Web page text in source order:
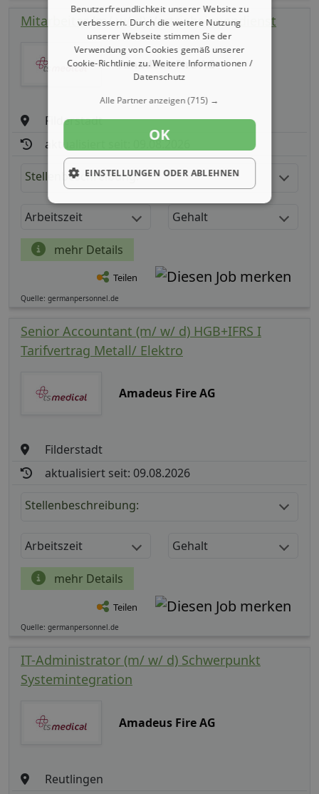
Mitarbeiter (m/ w/ d) Vertriebsinnendienst
Amadeus Fire AG
Filderstadt
aktualisiert seit: 09.08.2026
Stellenbeschreibung:
Arbeitszeit Gehalt
mehr Details
Teilen
Quelle: germanpersonnel.de
Senior Accountant (m/ w/ d) HGB+IFRS I
Tarifvertrag Metall/ Elektro
Amadeus Fire AG
Filderstadt
aktualisiert seit: 09.08.2026
Stellenbeschreibung:
Arbeitszeit Gehalt
mehr Details
Teilen
Quelle: germanpersonnel.de
IT-Administrator (m/ w/ d) Schwerpunkt
Systemintegration
Amadeus Fire AG
Reutlingen
Benutzerfreundlichkeit unserer Website zu
verbessern. Durch die weitere Nutzung
unserer Webseite stimmen Sie der
Verwendung von Cookies gemäß unserer
Cookie-Richtlinie zu.Weitere Informationen /
Datenschutz
Alle Partner anzeigen(715) →
OK
EINSTELLUNGEN ODER ABLEHNEN